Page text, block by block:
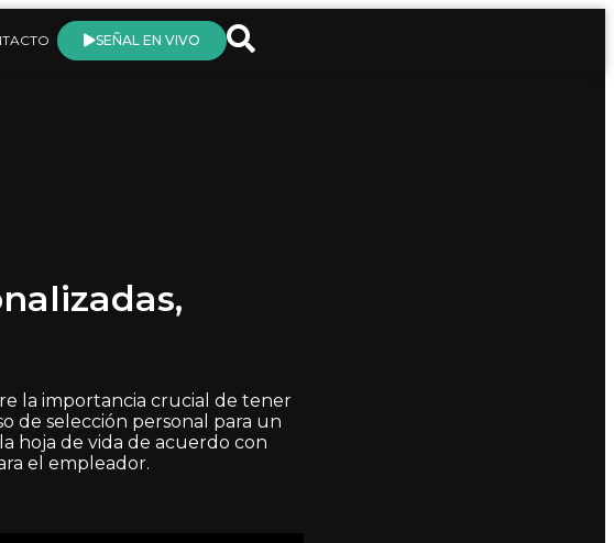
SEÑAL EN VIVO
la importancia crucial de tener
de selección personal para un
hoja de vida de acuerdo con
el empleador.